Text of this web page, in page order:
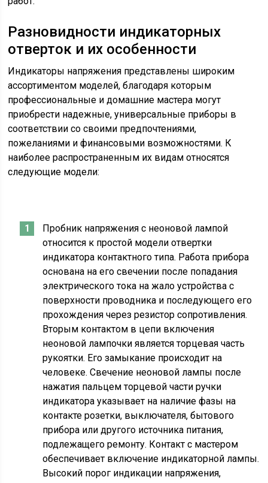
Разновидности индикаторных
отверток и их особенности
Индикаторы напряжения представлены широким
ассортиментом моделей, благодаря которым
профессиональные и домашние мастера могут
приобрести надежные, универсальные приборы в
соответствии со своими предпочтениями,
пожеланиями и финансовыми возможностями. К
наиболее распространенным их видам относятся
следующие модели:
Пробник напряжения с неоновой лампой
относится к простой модели отвертки
индикатора контактного типа. Работа прибора
основана на его свечении после попадания
электрического тока на жало устройства с
поверхности проводника и последующего его
прохождения через резистор сопротивления.
Вторым контактом в цепи включения
неоновой лампочки является торцевая часть
рукоятки. Его замыкание происходит на
человеке. Свечение неоновой лампы после
нажатия пальцем торцевой части ручки
индикатора указывает на наличие фазы на
контакте розетки, выключателя, бытового
прибора или другого источника питания,
подлежащего ремонту. Контакт с мастером
обеспечивает включение индикаторной лампы.
Высокий порог индикации напряжения,